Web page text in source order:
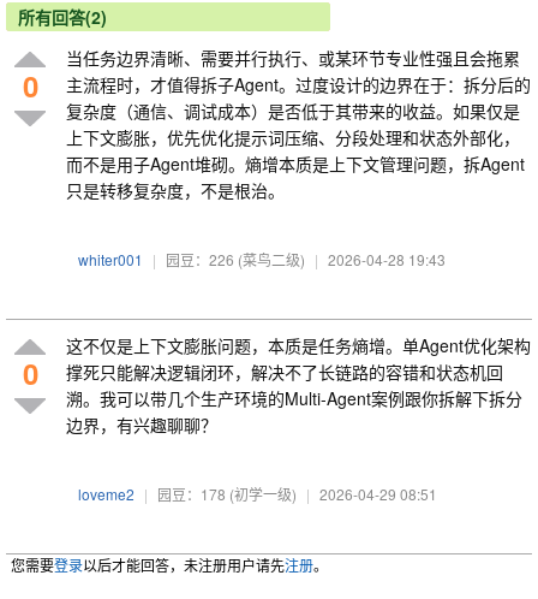
所有回答(2)
0
当任务边界清晰、需要并行执行、或某环节专业性强且会拖累
主流程时，才值得拆子Agent。过度设计的边界在于：拆分后的
复杂度（通信、调试成本）是否低于其带来的收益。如果仅是
上下文膨胀，优先优化提示词压缩、分段处理和状态外部化，
而不是用子Agent堆砌。熵增本质是上下文管理问题，拆Agent
只是转移复杂度，不是根治。
whiter001 | 园豆：226 (菜鸟二级) | 2026-04-28 19:43
0
这不仅是上下文膨胀问题，本质是任务熵增。单Agent优化架构
撑死只能解决逻辑闭环，解决不了长链路的容错和状态机回
溯。我可以带几个生产环境的Multi-Agent案例跟你拆解下拆分
边界，有兴趣聊聊？
loveme2 | 园豆：178 (初学一级) | 2026-04-29 08:51
您需要登录以后才能回答，未注册用户请先注册。